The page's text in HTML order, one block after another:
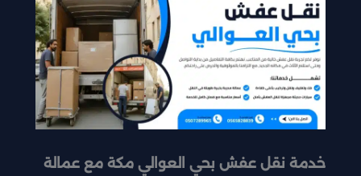
خدمة نقل عفش بحي العوالي مكة مع عمالة